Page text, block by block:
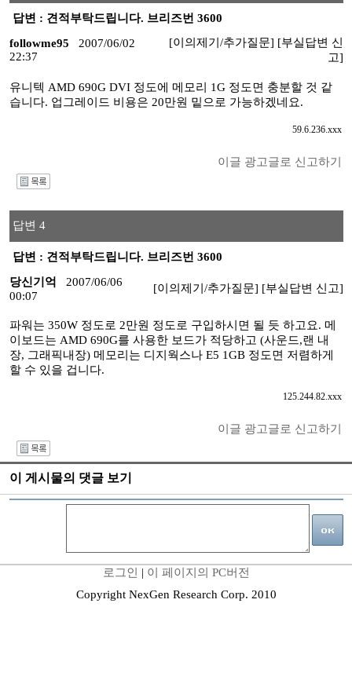
답변 : 견적부탁드립니다. 브리즈번 3600
followme95
2007/06/02
22:37
[이의제기/추가질문] [부실답변 신
고]
유니텍 AMD 690G DVI 정도에 메모리 1G 정도면 충분할 것 같
습니다. 업그레이드 비용은 20만원 밑으로 가능하겠네요.
59.6.236.xxx
이글 광고글로 신고하기
답변 4
답변 : 견적부탁드립니다. 브리즈번 3600
당신기억
2007/06/06
00:07
[이의제기/추가질문] [부실답변 신고]
파워는 350W 정도로 2만원 정도로 구입하시면 될 듯 하고요. 메
이보드는 AMD 690G를 사용한 보드가 적당하고 (사운드,랜 내
장, 그래픽내장) 메모리는 디지웍스나 E5 1GB 정도면 저렴하게
할 수 있을 겁니다.
125.244.82.xxx
이글 광고글로 신고하기
이 게시물의 댓글 보기
로그인 | 이 페이지의 PC버전
Copyright NexGen Research Corp. 2010